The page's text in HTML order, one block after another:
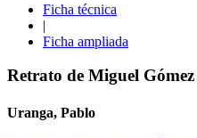
Ficha técnica
|
Ficha ampliada
Retrato de Miguel
Uranga, Pablo